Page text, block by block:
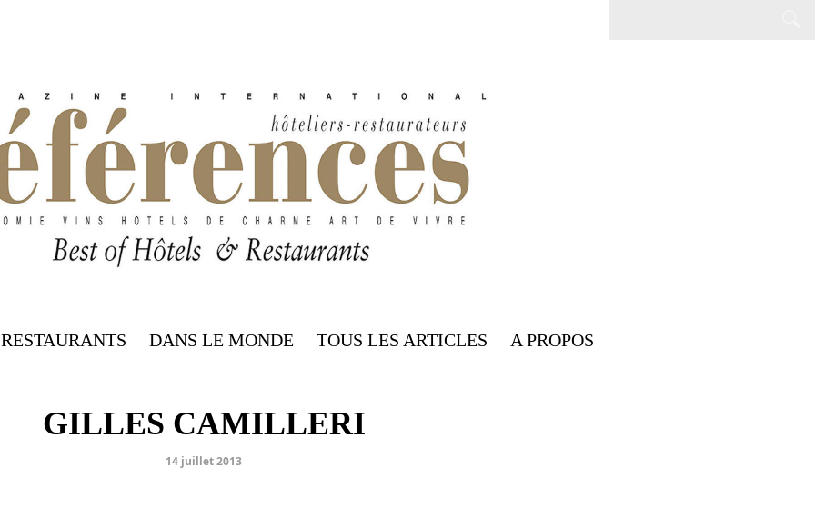
RESTAURANTS DANS LE MONDE TOUS LES ARTICLES A PROPOS
GILLES CAMILLERI
14 juillet 2013